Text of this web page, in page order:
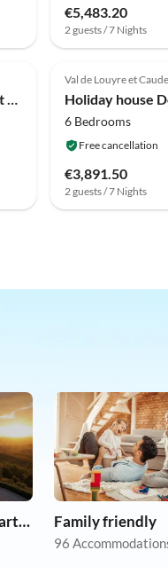
€5,483.20
2 guests / 7 Nights
Val de Louyre et
Holiday house
6 Bedrooms
Free cancellation
€3,891.50
2 guests / 7 Nights
Cheap vacation apartments Family friendly
96